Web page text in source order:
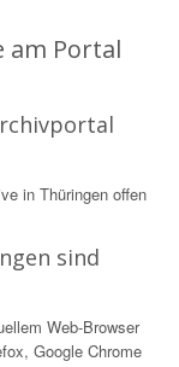
am Portal
in Thüringen offen
sind
Web-Browser
Google Chrome